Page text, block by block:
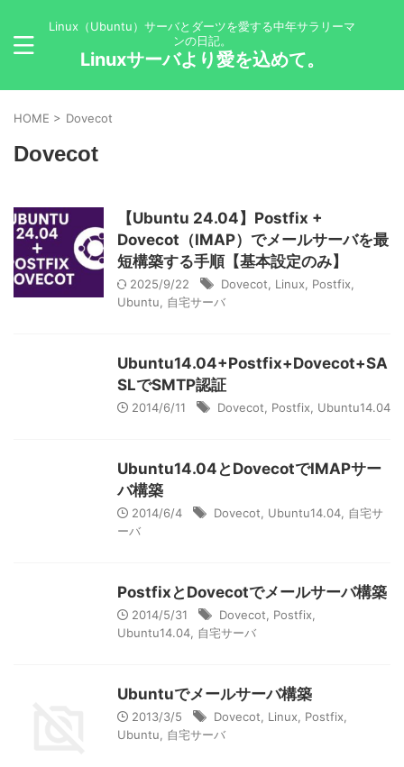
Linux（Ubuntu）サーバとダーツを愛する中年サラリーマ
ンの日記。
Linuxサーバより愛を込めて。
HOME > Dovecot
Dovecot
【Ubuntu 24.04】Postfix +
Dovecot（IMAP）でメールサーバを最
短構築する手順【基本設定のみ】
2025/9/22 Dovecot Linux Postfix
Ubuntu
自宅サーバ
Ubuntu14.04+Postfix+Dovecot+SA
SLでSMTP認証
2014/6/11 Dovecot Postfix Ubuntu14.04
Ubuntu14.04とDovecotでIMAPサー
バ構築
2014/6/4 Dovecot Ubuntu14.04 自宅サ
ーバ
PostfixとDovecotでメールサーバ構築
2014/5/31 Dovecot Postfix
Ubuntu14.04 自宅サーバ
Ubuntuでメールサーバ構築
2013/3/5 Dovecot Linux Postfix
Ubuntu
自宅サーバ